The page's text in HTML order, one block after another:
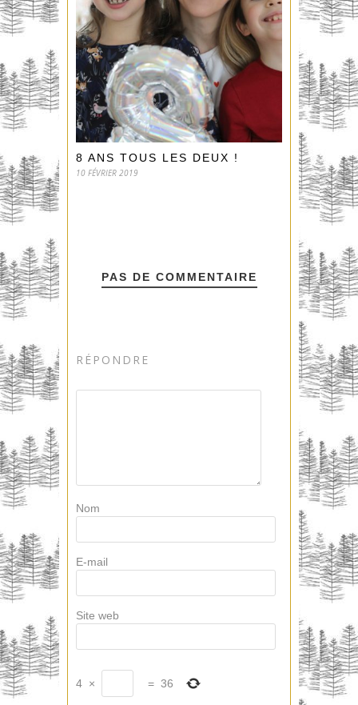
8 ANS TOUS LES DEUX !
10 FÉVRIER 2019
PAS DE COMMENTAIRE
RÉPONDRE
Nom
E-mail
Site web
4 × = 36